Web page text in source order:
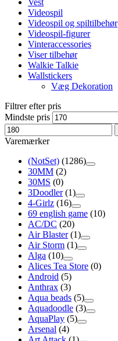
Videospil
Videospil og spiltilbehør
Videospil-figurer
Vinteraccessories
Viser tilbehør
Walkie Talkie
Wallstickers
Væg Dekoration
Filtrer efter pris
Mindste pris
Varemærker
(NotSet) (1286)
30MM (2)
30MS (0)
3Doodler (1)
4-Girlz (16)
69 english game (10)
AC/DC (20)
Air Blaster (1)
Air Storm (1)
Alga (10)
Alices Tea Store (0)
Android (5)
Anthrax (3)
Aqua beads (5)
Aquadoodle (3)
AquaPlay (5)
Arsenal (4)